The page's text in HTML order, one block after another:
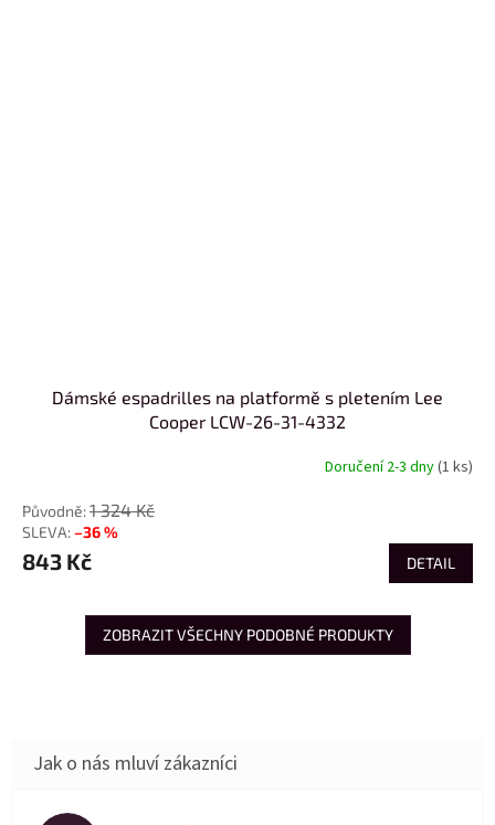
Dámské espadrilles na platformě s pletením Lee
Cooper LCW-26-31-4332
Doručení 2-3 dny(1 ks)
1 324 Kč
–36 %
843 Kč DETAIL
ZOBRAZIT VŠECHNY PODOBNÉ PRODUKTY